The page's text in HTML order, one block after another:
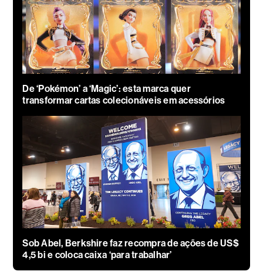
De ‘Pokémon’ a ‘Magic’: esta marca quer
transformar cartas colecionáveis em acessórios
Sob Abel, Berkshire faz recompra de ações de US$
4,5 bi e coloca caixa ‘para trabalhar’